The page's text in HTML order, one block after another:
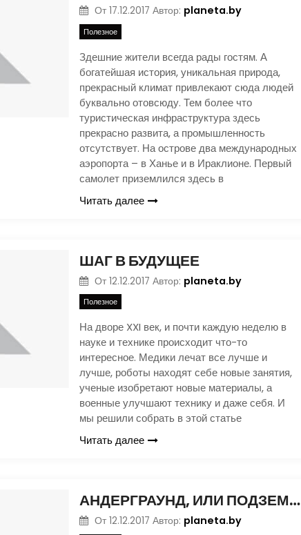
От 17.12.2017 Автор: planeta.by
Полезное
Здешние жители всегда рады гостям. А
богатейшая история, уникальная природа,
прекрасный климат привлекают сюда людей
буквально отовсюду. Тем более что
туристическая инфраструктура здесь
прекрасно развита, а промышленность
отсутствует. На острове два международных
аэропорта – в Ханье и в Ираклионе. Первый
самолет приземлился здесь в
Читать далее
ШАГ В БУДУЩЕЕ
От 12.12.2017 Автор: planeta.by
Полезное
На дворе XXI век, и почти каждую неделю в
науке и технике происходит что-то
интересное. Медики лечат все лучше и
лучше, роботы находят себе новые занятия,
ученые изобретают новые материалы, а
военные улучшают технику и даже себя. И
мы решили собрать в этой статье
Читать далее
АНДЕРГРАУНД, ИЛИ ПОДЗЕМНАЯ ЖЕЛЕЗНАЯ ДОРОГА. ЧАСТЬ 1.
От 12.12.2017 Автор: planeta.by